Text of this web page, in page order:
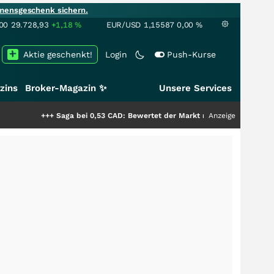
sichern.
29.728,93 +1,18% EUR/USD 1,15587 0,00 %
Login Push-Kurse
Aktie geschenkt!
Broker-Magazin ✨ Unsere Services
Saga bei 0,53 CAD: Bewertet der Markt noch immer nur die Hälfte
Anzeige